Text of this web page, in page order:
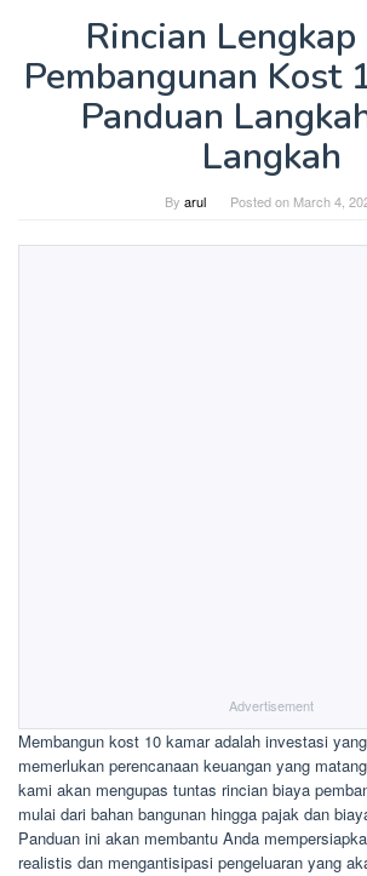
Rincian Lengkap
Pembangunan Kost
Panduan
Langkah
By arul Posted on March 4,
Advertisement
Membangun kost 10 kamar adalah investasi
memerlukan perencanaan keuangan yang
kami akan mengupas tuntas rincian biaya
mulai dari bahan bangunan hingga pajak dan
Panduan ini akan membantu Anda
realistis dan mengantisipasi pengeluaran yang